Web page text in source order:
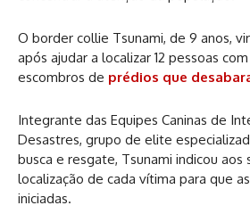
O border collie Tsunami, de 9 anos,
após ajudar a localizar 12 pessoas
escombros de prédios que
Integrante das Equipes Caninas de
Desastres, grupo de elite
busca e resgate, Tsunami indicou aos
localização de cada vítima para que
iniciadas.